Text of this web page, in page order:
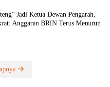
Jadi Ketua Dewan Pengarah,
Anggaran BRIN Terus Menurun